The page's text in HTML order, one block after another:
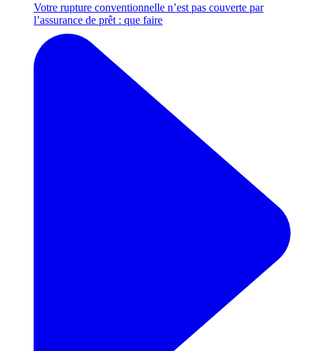
Votre rupture conventionnelle n’est pas couverte par
l’assurance de prêt : que faire